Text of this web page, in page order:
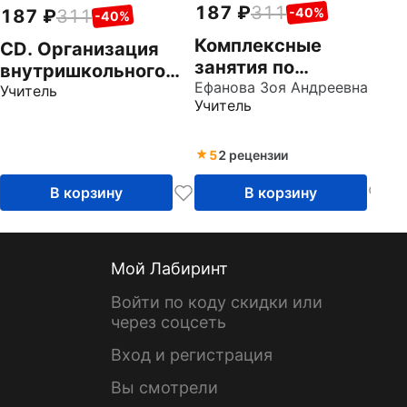
187 311 -40%
CD. Организация
внутришкольного
контроля. ФГОС
Учитель
В корзину
187 311 -40%
Комплексные
занятия по
программе "От
рождения до
группа (CD)
Ефанова Зоя Андреевна
Учитель
52 рецензии
В корзину
Мой Лабиринт
Войти по коду скидки или
через соцсеть
Вход и регистрация
Вы смотрели